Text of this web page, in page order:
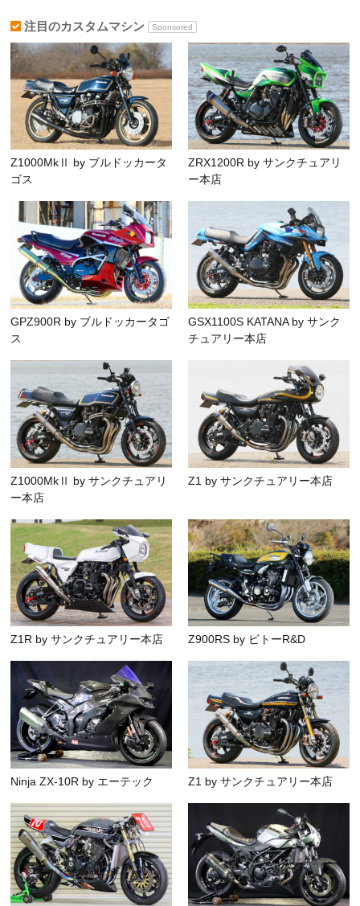
注目のカスタムマシン Sponsored
Z1000MkⅡ by ブルドッカータ
ゴス
ZRX1200R by サンクチュアリ
ー本店
GPZ900R by ブルドッカータゴ
ス
GSX1100S KATANA by サンク
チュアリー本店
Z1000MkⅡ by サンクチュアリ
ー本店
Z1 by サンクチュアリー本店
Z1R by サンクチュアリー本店 Z900RS by ビトーR&D
Ninja ZX-10R by エーテック Z1 by サンクチュアリー本店